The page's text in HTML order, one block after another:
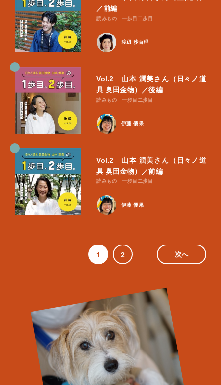
／前編
読みもの 一歩目二歩目
渡辺 沙百理
Vol.2 山本 潤美さん（日々ノ道
具 奥田金物）／後編
読みもの 一歩目二歩目
伊藤 優果
Vol.2 山本 潤美さん（日々ノ道
具 奥田金物）／前編
読みもの 一歩目二歩目
伊藤 優果
1 2 次へ